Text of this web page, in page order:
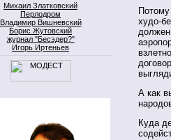
Михаил Златковский
Перлодром
Владимир Вишневский
Борис Жутовский
журнал "Бесэдер?"
Игорь Иртеньев
худо-
должен
А как
Куда